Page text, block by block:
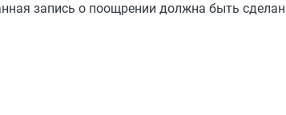
запись о поощрении должна быть